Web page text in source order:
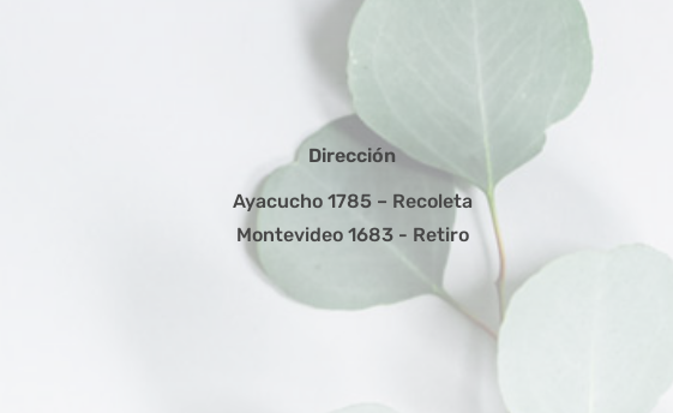
Dirección
Ayacucho 1785 – Recoleta
Montevideo 1683 - Retiro